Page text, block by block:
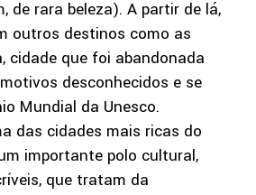
de rara beleza). A partir de lá,
outros destinos como as
cidade que foi abandonada
desconhecidos e se
Mundial da Unesco.
das cidades mais ricas do
importante polo cultural,
que tratam da